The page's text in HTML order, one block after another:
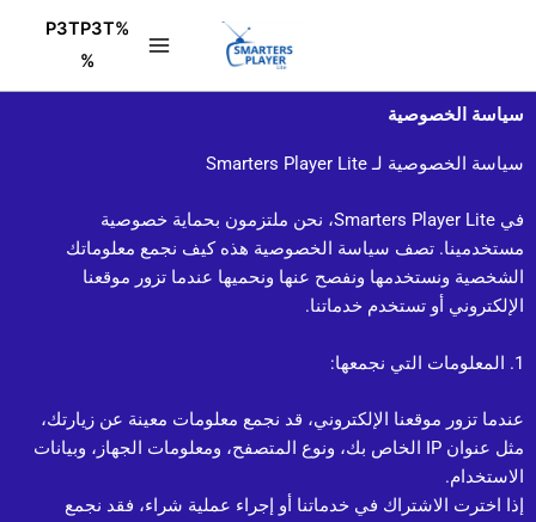
%P3TP3T
%
سياسة الخصوصية
سياسة الخصوصية لـ Smarters Player Lite
في Smarters Player Lite، نحن ملتزمون بحماية خصوصية
مستخدمينا. تصف سياسة الخصوصية هذه كيف نجمع معلوماتك
الشخصية ونستخدمها ونفصح عنها ونحميها عندما تزور موقعنا
الإلكتروني أو تستخدم خدماتنا.
1. المعلومات التي نجمعها:
عندما تزور موقعنا الإلكتروني، قد نجمع معلومات معينة عن زيارتك،
مثل عنوان IP الخاص بك، ونوع المتصفح، ومعلومات الجهاز، وبيانات
الاستخدام.
إذا اخترت الاشتراك في خدماتنا أو إجراء عملية شراء، فقد نجمع